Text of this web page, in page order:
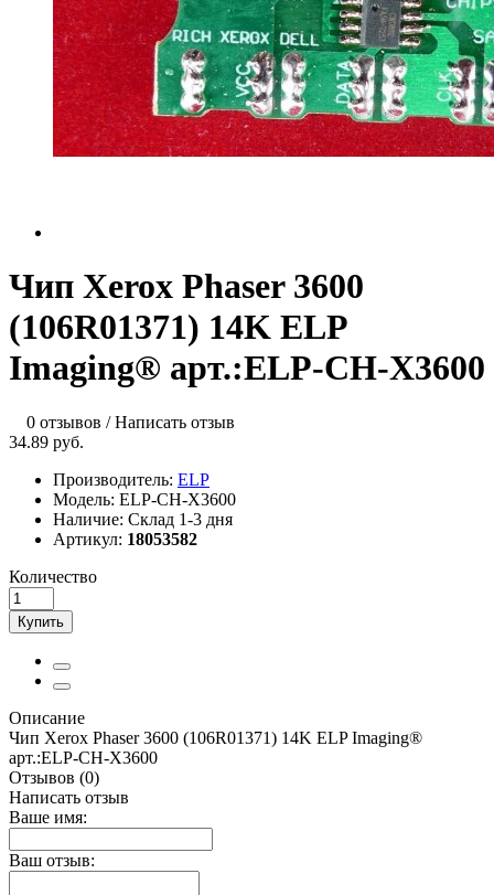
Чип Xerox Phaser 3600
(106R01371) 14K ELP
Imaging® арт.:ELP-CH-X3600
0 отзывов /Написать отзыв
34.89 руб.
Производитель: ELP
Модель: ELP-CH-X3600
Наличие: Склад 1-3 дня
Артикул: 18053582
Количество
Купить
Описание
Чип Xerox Phaser 3600 (106R01371) 14K ELP Imaging®
арт.:ELP-CH-X3600
Отзывов (0)
Написать отзыв
Ваше имя:
Ваш отзыв: